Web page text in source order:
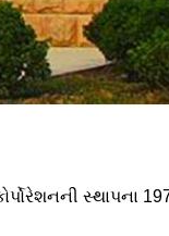
સ્થાપના